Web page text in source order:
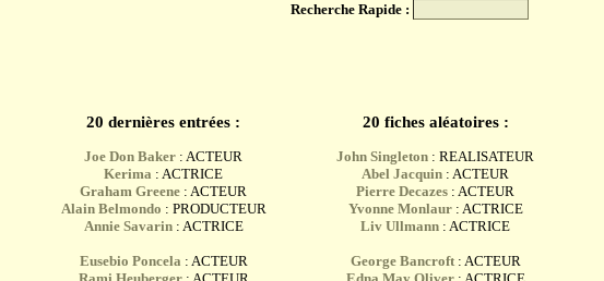
Recherche Rapide :
20 dernières entrées :
Joe Don Baker : ACTEUR
Kerima : ACTRICE
Graham Greene : ACTEUR
Alain Belmondo : PRODUCTEUR
Annie Savarin: ACTRICE
Eusebio Poncela : ACTEUR
20 fiches aléatoires :
John Singleton : REALISATEUR
Abel Jacquin : ACTEUR
Pierre Decazes : ACTEUR
Yvonne Monlaur: ACTRICE
Liv Ullmann : ACTRICE
George Bancroft: ACTEUR